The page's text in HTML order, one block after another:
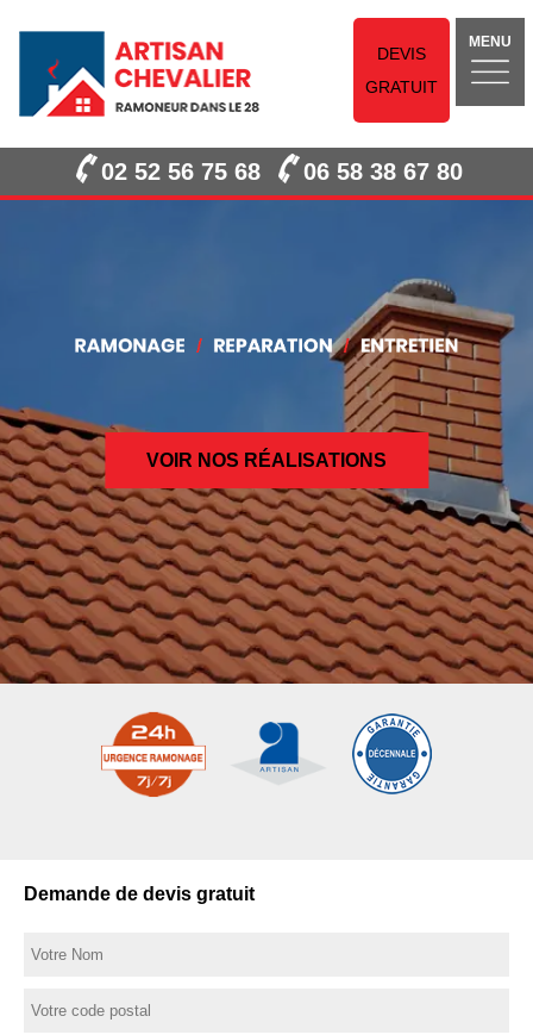
DEVIS
GRATUIT
MENU
02 52 56 75 68 06 58 38 67 80
VOIR NOS RÉALISATIONS
Demande de devis gratuit